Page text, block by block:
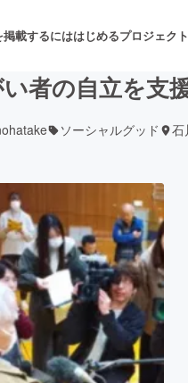
載するにははじめるプロジェク
舞台・
発 フード・
アニメ・
ビュー
者の自立を支
ソーシャルグッド 石